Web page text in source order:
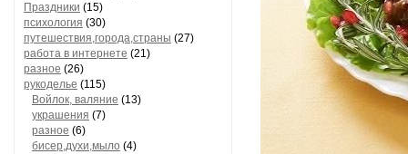
Праздники (15)
психология (30)
путешествия,города,страны (27)
работа в интернете (21)
разное (26)
рукоделье (115)
Войлок, валяние (13)
украшения (7)
разное (6)
бисер,духи,мыло (4)